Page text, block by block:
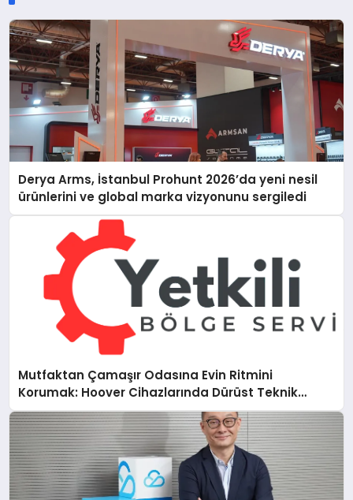
Derya Arms, İstanbul Prohunt 2026’da yeni nesil
ürünlerini ve global marka vizyonunu sergiledi
Mutfaktan Çamaşır Odasına Evin Ritmini
Korumak: Hoover Cihazlarında Dürüst Teknik
Destek Deneyimi